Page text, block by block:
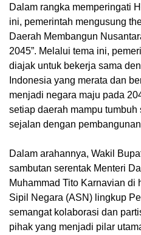
Dalam rangka memperingati
ini, pemerintah mengusung
Daerah Membangun
2045”. Melalui tema ini,
diajak untuk bekerja sama
Indonesia yang merata dan
menjadi negara maju pada
setiap daerah mampu
sejalan dengan
Dalam arahannya, Wakil
sambutan serentak Menteri
Muhammad Tito Karnavian di
Sipil Negara (ASN) lingkup
semangat kolaborasi dan
pihak yang menjadi pilar